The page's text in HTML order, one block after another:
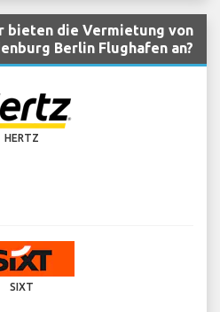
bieten die Vermietung von
Berlin Flughafen an?
HERTZ
SIXT